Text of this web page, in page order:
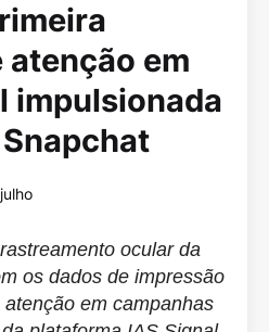
atenção em
impulsionada
ocular da
os dados de impressão
em campanhas